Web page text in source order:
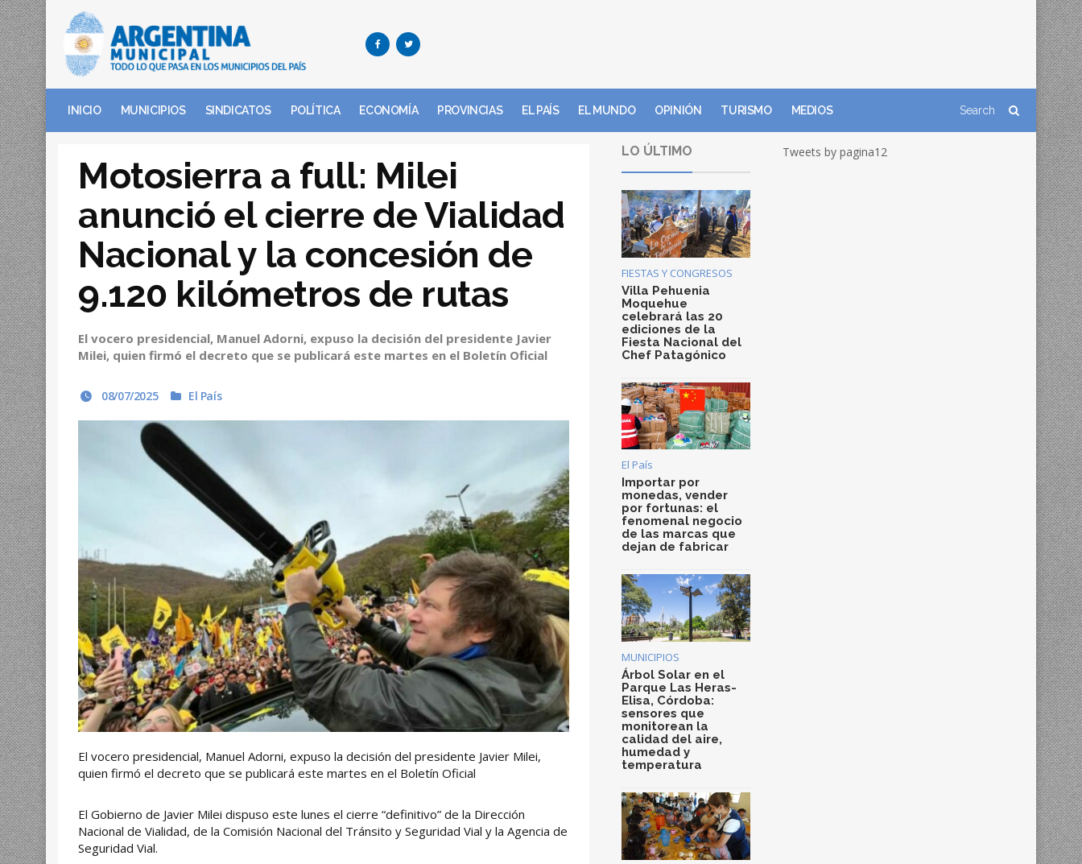
INICIO MUNICIPIOS SINDICATOS POLÍTICA ECONOMÍA PROVINCIAS EL PAÍS EL MUNDO OPINIÓN TURISMO MEDIOS
Motosierra a full: Milei
anunció el cierre de Vialidad
Nacional y la concesión de
9.120 kilómetros de rutas
El vocero presidencial, Manuel Adorni, expuso la decisión del presidente Javier
Milei, quien firmó el decreto que se publicará este martes en el Boletín Oficial
08/07/2025 El País
El vocero presidencial, Manuel Adorni, expuso la decisión del presidente Javier Milei,
quien firmó el decreto que se publicará este martes en el Boletín Oficial
El Gobierno de Javier Milei dispuso este lunes el cierre “definitivo” de la Dirección
Nacional de Vialidad, de la Comisión Nacional del Tránsito y Seguridad Vial y la Agencia de
Seguridad Vial.
LO ÚLTIMO
FIESTAS Y CONGRESOS
Villa Pehuenia
Moquehue
celebrará las 20
ediciones de la
Fiesta Nacional del
Chef Patagónico
El País
Importar por
monedas, vender
por fortunas: el
fenomenal negocio
de las marcas que
dejan de fabricar
MUNICIPIOS
Árbol Solar en el
Parque Las Heras-
Elisa, Córdoba:
sensores que
monitorean la
calidad del aire,
humedad y
temperatura
Tweets by pagina12